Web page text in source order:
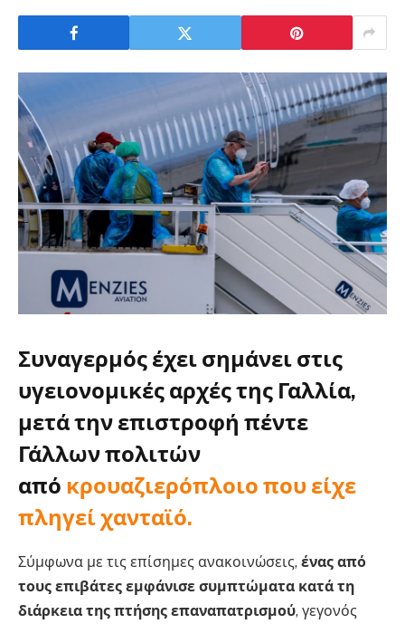
Συναγερμός έχει σημάνει στις
υγειονομικές αρχές της Γαλλία,
μετά την επιστροφή πέντε
Γάλλων πολιτών
από κρουαζιερόπλοιο που είχε
πληγεί χανταϊό.
Σύμφωνα με τις επίσημες ανακοινώσεις, ένας από
τους επιβάτες εμφάνισε συμπτώματα κατά τη
διάρκεια της πτήσης επαναπατρισμού, γεγονός